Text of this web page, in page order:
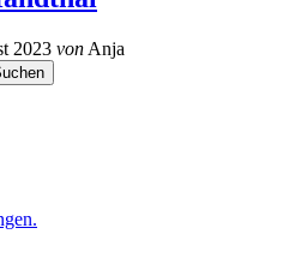
2023 von Anja